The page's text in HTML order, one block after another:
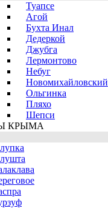
Туапсе
Агой
Бухта Инал
Дедеркой
Джубга
Лермонтово
Небуг
Новомихайловский
Ольгинка
Пляхо
Шепси
КРЫМА